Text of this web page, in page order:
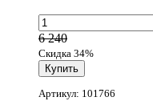
6 240
Скидка 34%
Артикул: 101766